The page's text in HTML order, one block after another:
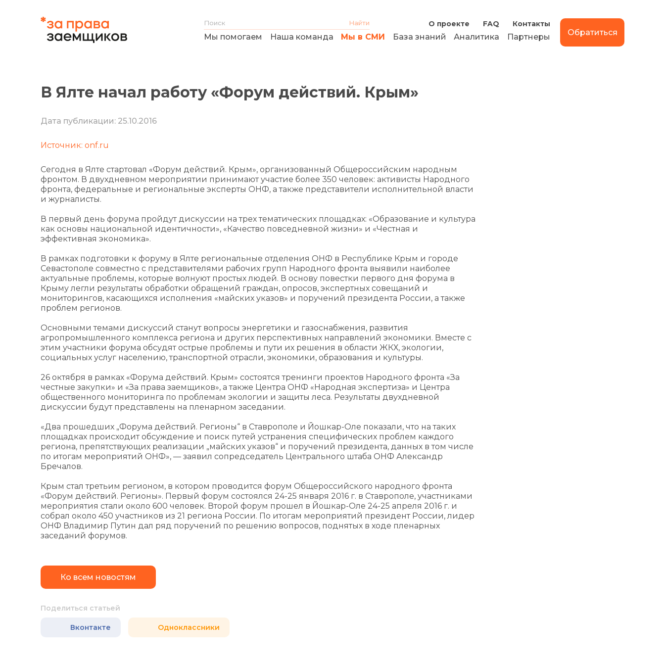
О проекте FAQ Контакты
Мы помогаем Наша команда Мы в СМИ База знаний Аналитика Партнеры Обратиться
В Ялте начал работу «Форум действий. Крым»
Дата публикации: 25.10.2016
Источник: onf.ru
Сегодня в Ялте стартовал «Форум действий. Крым», организованный Общероссийским народным
фронтом. В двухдневном мероприятии принимают участие более 350 человек: активисты Народного
фронта, федеральные и региональные эксперты ОНФ, а также представители исполнительной власти
и журналисты.
В первый день форума пройдут дискуссии на трех тематических площадках: «Образование и культура
как основы национальной идентичности», «Качество повседневной жизни» и «Честная и
эффективная экономика».
В рамках подготовки к форуму в Ялте региональные отделения ОНФ в Республике Крым и городе
Севастополе совместно с представителями рабочих групп Народного фронта выявили наиболее
актуальные проблемы, которые волнуют простых людей. В основу повестки первого дня форума в
Крыму легли результаты обработки обращений граждан, опросов, экспертных совещаний и
мониторингов, касающихся исполнения «майских указов» и поручений президента России, а также
проблем регионов.
Основными темами дискуссий станут вопросы энергетики и газоснабжения, развития
агропромышленного комплекса региона и других перспективных направлений экономики. Вместе с
этим участники форума обсудят острые проблемы и пути их решения в области ЖКХ, экологии,
социальных услуг населению, транспортной отрасли, экономики, образования и культуры.
26 октября в рамках «Форума действий. Крым» состоятся тренинги проектов Народного фронта «За
честные закупки» и «За права заемщиков», а также Центра ОНФ «Народная экспертиза» и Центра
общественного мониторинга по проблемам экологии и защиты леса. Результаты двухдневной
дискуссии будут представлены на пленарном заседании.
«Два прошедших „Форума действий. Регионы“ в Ставрополе и Йошкар-Оле показали, что на таких
площадках происходит обсуждение и поиск путей устранения специфических проблем каждого
региона, препятствующих реализации „майских указов“ и поручений президента, данных в том числе
по итогам мероприятий ОНФ», — заявил сопредседатель Центрального штаба ОНФ Александр
Бречалов.
Крым стал третьим регионом, в котором проводится форум Общероссийского народного фронта
«Форум действий. Регионы». Первый форум состоялся 24-25 января 2016 г. в Ставрополе, участниками
мероприятия стали около 600 человек. Второй форум прошел в Йошкар-Оле 24-25 апреля 2016 г. и
собрал около 450 участников из 21 региона России. По итогам мероприятий президент России, лидер
ОНФ Владимир Путин дал ряд поручений по решению вопросов, поднятых в ходе пленарных
заседаний форумов.
Ко всем новостям
Поделиться статьей
Вконтакте Одноклассники